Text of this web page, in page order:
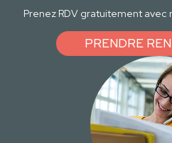
Prenez RDV gratuitement
PRENDRE